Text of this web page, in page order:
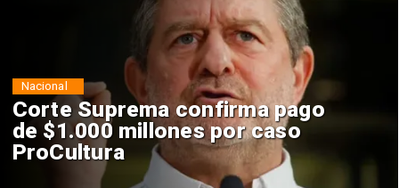
Codelco suspende
construcción de Andes Norte
en El Teniente por riesgos
sísmicos
Nacional